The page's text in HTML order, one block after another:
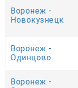
Воронеж -
Новокузнецк
Воронеж -
Одинцово
Воронеж -